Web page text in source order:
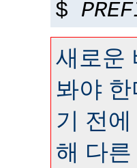
$
새로운
봐야
기 전
해 다른